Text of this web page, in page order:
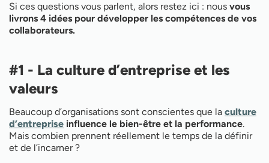
Si ces questions vous parlent, alors restez ici : nous vous
livrons 4 idées pour développer les compétences de vos
collaborateurs.
#1 - La culture d’entreprise et les
valeurs
Beaucoup d’organisations sont conscientes que la culture
d’entreprise influence le bien-être et la performance.
Mais combien prennent réellement le temps de la définir
et de l’incarner ?